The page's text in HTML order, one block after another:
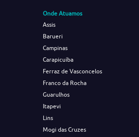
Onde Atuamos
Assis
Barueri
Campinas
Carapicuíba
Ferraz de Vasconcelos
Franco da Rocha
Guarulhos
Itapevi
Lins
Mogi das Cruzes